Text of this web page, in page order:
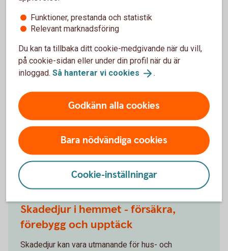
Skillnad mellan säkerhet och
katastrof
Genom att vidta dessa förebyggande åtgärder kan du
avsevärt minska risken för bränder och skydda liv och
som kräver medvetenhet och engagemang från alla
medlemmar i hemmet. Ta inte lätt på dessa åtgärder – de
kan vara skillnaden mellan säkerhet och katastrof.
Andra läste också
Skadedjur i hemmet - försäkra,
förebygg och upptäck
Skadedjur kan vara utmanande för hus- och
Funktioner, prestanda och statistik
Relevant marknadsföring
Du kan ta tillbaka ditt cookie-medgivande när du vill,
på cookie-sidan eller under din profil när du är
inloggad. Så hanterar vi cookies .
Godkänn alla cookies
Bara nödvändiga cookies
Cookie-inställningar